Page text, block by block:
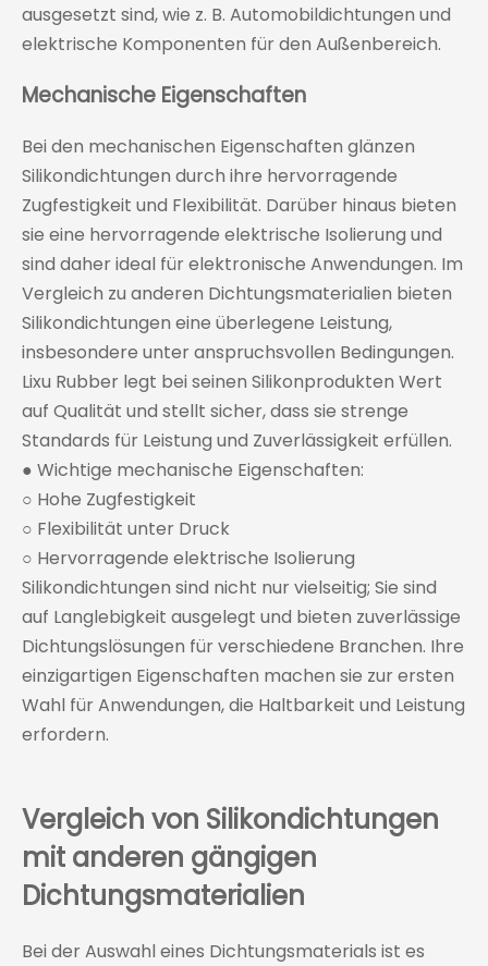
ausgesetzt sind, wie z. B. Automobildichtungen und
elektrische Komponenten für den Außenbereich.
Mechanische Eigenschaften
Bei den mechanischen Eigenschaften glänzen
Silikondichtungen durch ihre hervorragende
Zugfestigkeit und Flexibilität. Darüber hinaus bieten
sie eine hervorragende elektrische Isolierung und
sind daher ideal für elektronische Anwendungen. Im
Vergleich zu anderen Dichtungsmaterialien bieten
Silikondichtungen eine überlegene Leistung,
insbesondere unter anspruchsvollen Bedingungen.
Lixu Rubber legt bei seinen Silikonprodukten Wert
auf Qualität und stellt sicher, dass sie strenge
Standards für Leistung und Zuverlässigkeit erfüllen.
● Wichtige mechanische Eigenschaften:
○ Hohe Zugfestigkeit
○ Flexibilität unter Druck
○ Hervorragende elektrische Isolierung
Silikondichtungen sind nicht nur vielseitig; Sie sind
auf Langlebigkeit ausgelegt und bieten zuverlässige
Dichtungslösungen für verschiedene Branchen. Ihre
einzigartigen Eigenschaften machen sie zur ersten
Wahl für Anwendungen, die Haltbarkeit und Leistung
erfordern.
Vergleich von Silikondichtungen
mit anderen gängigen
Dichtungsmaterialien
Bei der Auswahl eines Dichtungsmaterials ist es